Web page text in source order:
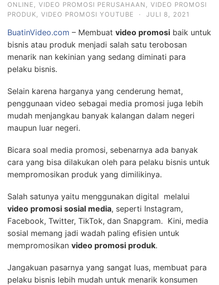
ONLINE
VIDEO PROMOSI PERUSAHAAN
VIDEO PROMOSI
PRODUK
VIDEO PROMOSI YOUTUBE · JULI 8, 2021
BuatinVideo.com – Membuat video promosi baik untuk
bisnis atau produk menjadi salah satu terobosan
menarik nan kekinian yang sedang diminati para
pelaku bisnis.
Selain karena harganya yang cenderung hemat,
penggunaan video sebagai media promosi juga lebih
mudah menjangkau banyak kalangan dalam negeri
maupun luar negeri.
Bicara soal media promosi, sebenarnya ada banyak
cara yang bisa dilakukan oleh para pelaku bisnis untuk
mempromosikan produk yang dimilikinya.
Salah satunya yaitu menggunakan digital melalui
video promosi sosial media, seperti Instagram,
Facebook, Twitter, TikTok, dan Snapgram. Kini, media
sosial memang jadi wadah paling efisien untuk
mempromosikan video promosi produk.
Jangakuan pasarnya yang sangat luas, membuat para
pelaku bisnis lebih mudah untuk menarik konsumen